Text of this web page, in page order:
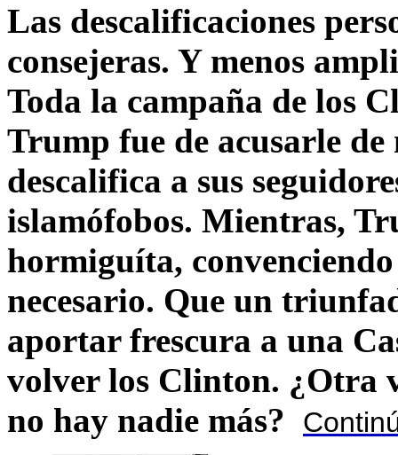
Las descalificaciones
consejeras. Y menos
Toda la campaña de los
Trump fue de acusarle
descalifica a sus
islamófobos. Mientras,
hormiguíta,
necesario. Que un
aportar frescura a una
volver los Clinton. ¿Otra
no hay nadie más?